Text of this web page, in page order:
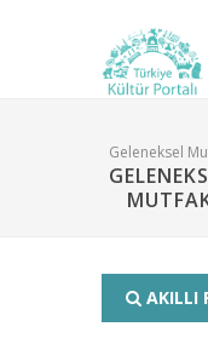
Geleneksel
AKILLI